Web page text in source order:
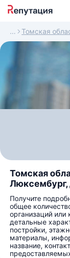
Томская
Томская
Люксембург,
Получите
общее
организаций
детальные
постройки,
материалы,
название,